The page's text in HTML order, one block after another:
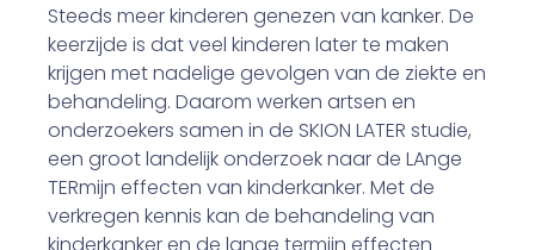
Steeds meer kinderen genezen van kanker. De
keerzijde is dat veel kinderen later te maken
krijgen met nadelige gevolgen van de ziekte en
behandeling. Daarom werken artsen en
onderzoekers samen in de SKION LATER studie,
een groot landelijk onderzoek naar de LAnge
TERmijn effecten van kinderkanker. Met de
verkregen kennis kan de behandeling van
kinderkanker en de lange termijn effecten